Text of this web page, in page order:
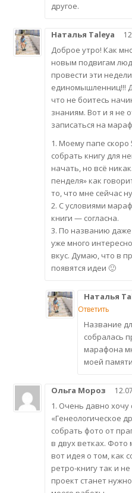
другое.
Наталья Taleya
Доброе утро! Как
новым подвигам
провести эти
единомышленниц!!!
что не боитесь
знаниям. Вот и я не
записаться на
1. Моему папе скоро
собрать книгу для
начать, но всё
пенделя» как
то, что мне сейчас
2. С условиями
книги — согласна.
3. По названию
уже много
вкус. Думаю, что в
появятся идеи 🙂
Наталья
Ответить
Название
собралась
марафона
моей
Ольга Мороз
1. Очень давно хочу
«Генеологическое
собрать фото от
в двух ветках. Фото
вот идея о том, как
ретро-книгу так и
проект станет